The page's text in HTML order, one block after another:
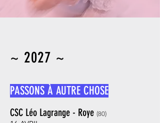
~ 2027 ~
PASSONS À AUTRE CHOSE
CSC Léo Lagrange - Roye (80)